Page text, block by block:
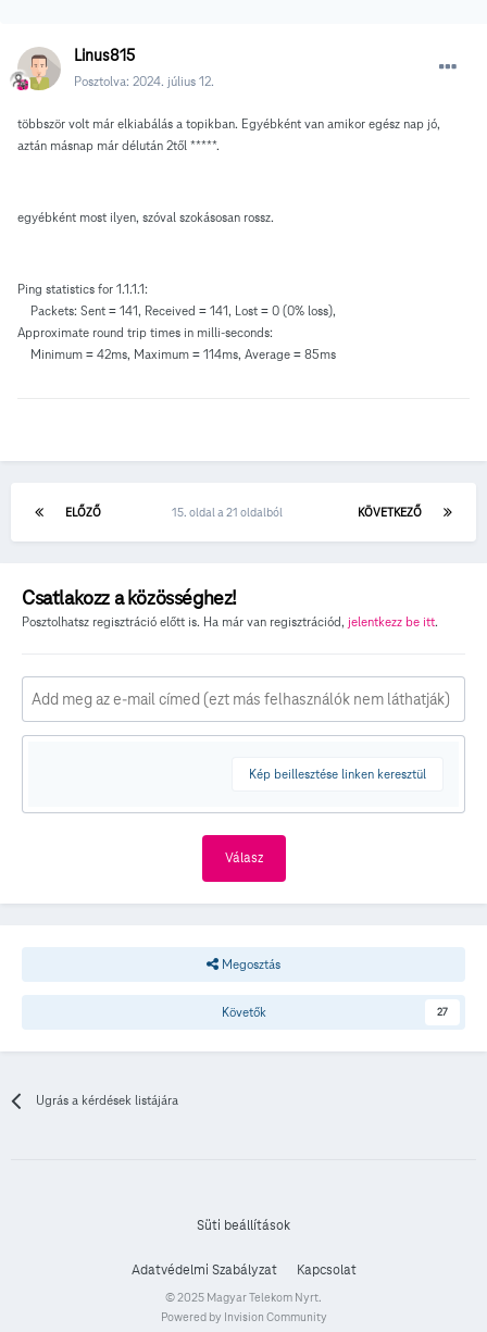
Linus815
Posztolva: 2024. július 12.
többször volt már elkiabálás a topikban. Egyébként van amikor egész nap jó,
aztán másnap már délután 2től *****.
egyébként most ilyen, szóval szokásosan rossz.
Ping statistics for 1.1.1.1:
Packets: Sent = 141, Received = 141, Lost = 0 (0% loss),
Approximate round trip times in milli-seconds:
Minimum = 42ms, Maximum = 114ms, Average = 85ms
ELŐZŐ KÖVETKEZŐ
15. oldal a 21 oldalból
Csatlakozz a közösséghez!
Posztolhatsz regisztráció előtt is. Ha már van regisztrációd, jelentkezz be itt.
Kép beillesztése linken keresztül
Válasz
Megosztás
Követők 27
Ugrás a kérdések listájára
Süti beállítások
Adatvédelmi Szabályzat Kapcsolat
© 2025 Magyar Telekom Nyrt.
Powered by Invision Community